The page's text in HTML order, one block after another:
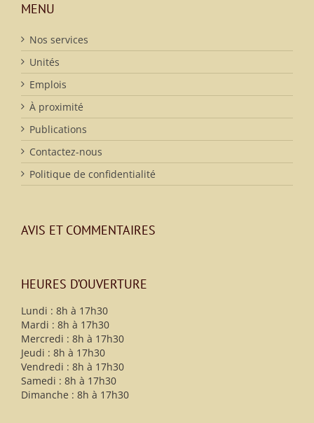
MENU
Nos services
Unités
Emplois
À proximité
Publications
Contactez-nous
Politique de confidentialité
AVIS ET COMMENTAIRES
HEURES D’OUVERTURE
Lundi : 8h à 17h30
Mardi : 8h à 17h30
Mercredi : 8h à 17h30
Jeudi : 8h à 17h30
Vendredi : 8h à 17h30
Samedi : 8h à 17h30
Dimanche : 8h à 17h30